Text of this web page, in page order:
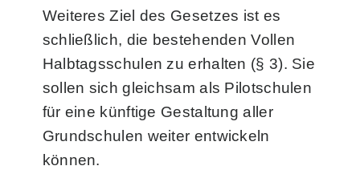
Weiteres Ziel des Gesetzes ist es
schließlich, die bestehenden Vollen
Halbtagsschulen zu erhalten (§ 3). Sie
sollen sich gleichsam als Pilotschulen
für eine künftige Gestaltung aller
Grundschulen weiter entwickeln
können.